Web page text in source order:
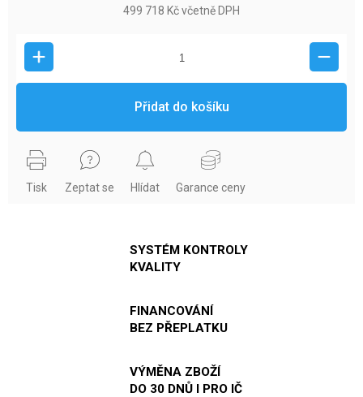
499 718 Kč včetně DPH
Přidat do košíku
Tisk Zeptat se Hlídat Garance ceny
SYSTÉM KONTROLY
KVALITY
FINANCOVÁNÍ
BEZ PŘEPLATKU
VÝMĚNA ZBOŽÍ
DO 30 DNŮ I PRO IČ